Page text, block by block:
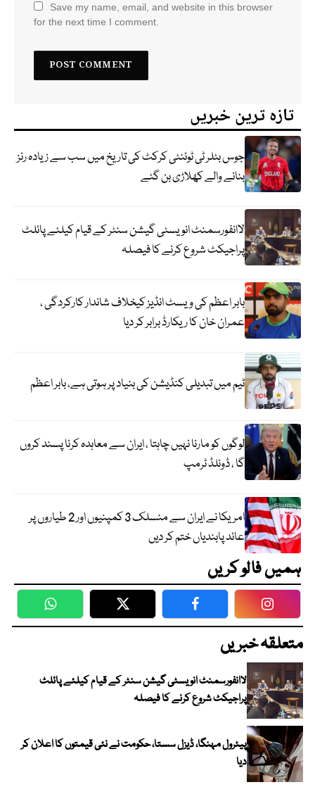
Save my name, email, and website in this browser
for the next time I comment.
تازہ ترین خبریں
جوس بٹلر ٹی ٹوئنٹی کرکٹ کی تاریخ میں سب سے زیادہ رنز
بنانے والے کھلاڑی بن گئے
لاانفورسمنٹ انویسٹی گیشن سنٹر کے قیام کیلئے پائلٹ
پراجیکٹ شروع کرنے کا فیصلہ
بابر اعظم کی ویسٹ انڈیز کیخلاف شاندار کارکردگی ،
عمران خان کا ریکارڈ برابر کر دیا
ٹیم میں تبدیلی کنڈیشن کی بنیاد پر ہوتی ہے، بابر اعظم
لوگوں کو مارنا نہیں چاہتا ، ایران سے معاہدہ کرنا پسند کروں
گا ، ڈونلڈ ٹرمپ
امریکا نے ایران سے منسلک 3 کمپنیوں اور 2 طیاروں پر
عائد پابندیاں ختم کر دیں
ہمیں فالو کریں
WhatsApp Twitter Facebook
متعلقہ خبریں
لاانفورسمنٹ انویسٹی گیشن سنٹر کے قیام کیلئے پائلٹ
پراجیکٹ شروع کرنے کا فیصلہ
پیٹرول مہنگا، ڈیزل سستا، حکومت نے نئی قیمتوں کا اعلان کر
دیا